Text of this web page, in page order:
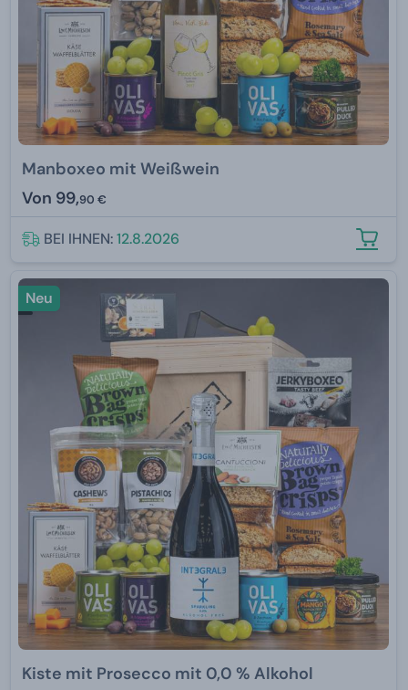
Manboxeo mit Weißwein
Von 99,90 €
BEI IHNEN:12.8.2026
Neu
Kiste mit Prosecco mit 0,0 % Alkohol